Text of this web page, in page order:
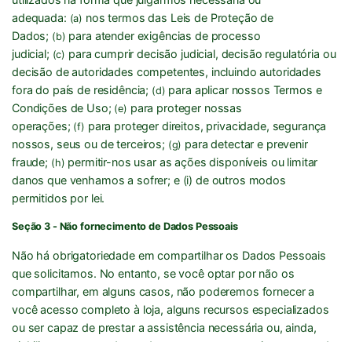
adequada: (a) nos termos das Leis de Proteção de
Dados; (b) para atender exigências de processo
judicial; (c) para cumprir decisão judicial, decisão regulatória ou
decisão de autoridades competentes, incluindo autoridades
fora do país de residência; (d) para aplicar nossos Termos e
Condições de Uso; (e) para proteger nossas
operações; (f) para proteger direitos, privacidade, segurança
nossos, seus ou de terceiros; (g) para detectar e prevenir
fraude; (h) permitir-nos usar as ações disponíveis ou limitar
danos que venhamos a sofrer; e (i) de outros modos
permitidos por lei.
Seção 3 - Não fornecimento de Dados Pessoais
Não há obrigatoriedade em compartilhar os Dados Pessoais
que solicitamos. No entanto, se você optar por não os
compartilhar, em alguns casos, não poderemos fornecer a
você acesso completo à loja, alguns recursos especializados
ou ser capaz de prestar a assistência necessária ou, ainda,